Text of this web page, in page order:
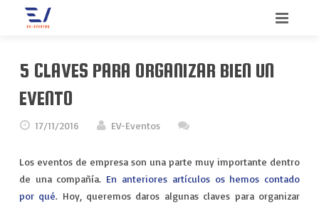
SERVICIOS
CONVENCIONES
CONTACTO
5 CLAVES PARA ORGANIZAR BIEN UN
EVENTO
17/11/2016 EV-Eventos
Los eventos de empresa son una parte muy importante dentro
de una compañía. En anteriores artículos os hemos contado
por qué. Hoy, queremos daros algunas claves para organizar